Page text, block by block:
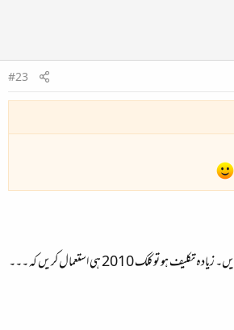
#23
۔۔۔ کیلئے ذاتی پیغام میں رجوع کریں۔ زیادہ تکلیف ہو توکلک 2010 ہی استعمال کریں کہ ۔۔۔